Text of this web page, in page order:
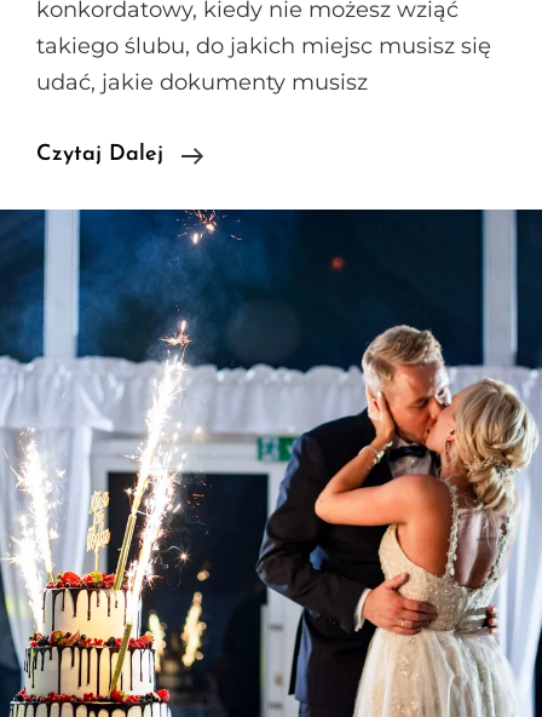
konkordatowy, kiedy nie możesz wziąć
takiego ślubu, do jakich miejsc musisz się
udać, jakie dokumenty musisz
Czytaj Dalej
Formalności
–
Od
Zacząć?